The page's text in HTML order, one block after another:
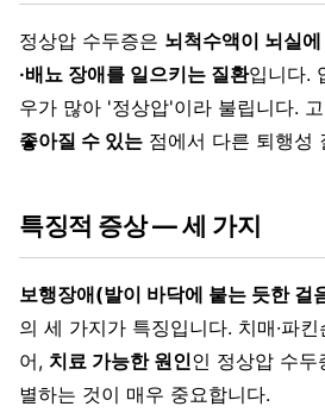
정상압 수두증은 뇌척수액이 뇌실
·배뇨 장애를 일으키는 질환입니다.
우가 많아 '정상압'이라 불립니다.
좋아질 수 있는 점에서 다른 퇴행성
특징적 증상 — 세 가지
보행장애(발이 바닥에 붙는 듯한 걸
의 세 가지가 특징입니다. 치매·파
어, 치료 가능한 원인인 정상압 수
별하는 것이 매우 중요합니다.